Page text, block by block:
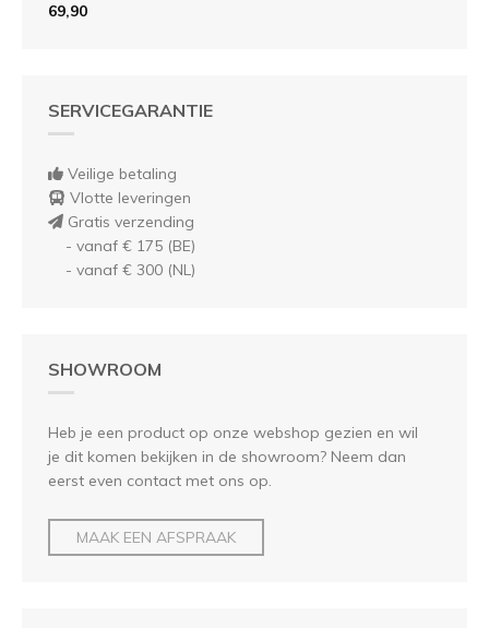
69,90
SERVICEGARANTIE
Veilige betaling
Vlotte leveringen
Gratis verzending
- vanaf € 175 (BE)
- vanaf € 300 (NL)
SHOWROOM
Heb je een product op onze webshop gezien en wil
je dit komen bekijken in de showroom? Neem dan
eerst even contact met ons op.
MAAK EEN AFSPRAAK